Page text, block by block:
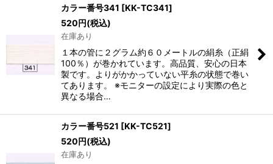
カラー番号341 [KK-TC341]
520円(税込)
在庫あり
１本の管に２グラム約６０メートルの絹糸（正絹
100％）が巻かれています。高品質、安心の日本
製です。よりがかかっていない平糸の状態で巻い
てあります。 ※モニターの設定により実際の色と
異なる場合…
カラー番号521 [KK-TC521]
520円(税込)
在庫あり